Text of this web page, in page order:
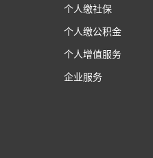
个人缴社保
个人缴公积金
个人增值服务
企业服务